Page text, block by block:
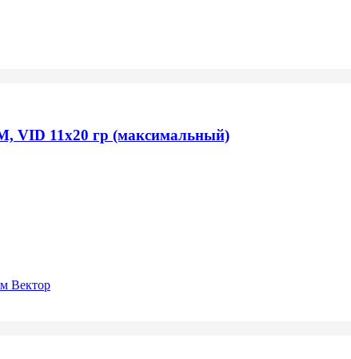
VID 11х20 гр (максимальный)
Вектор